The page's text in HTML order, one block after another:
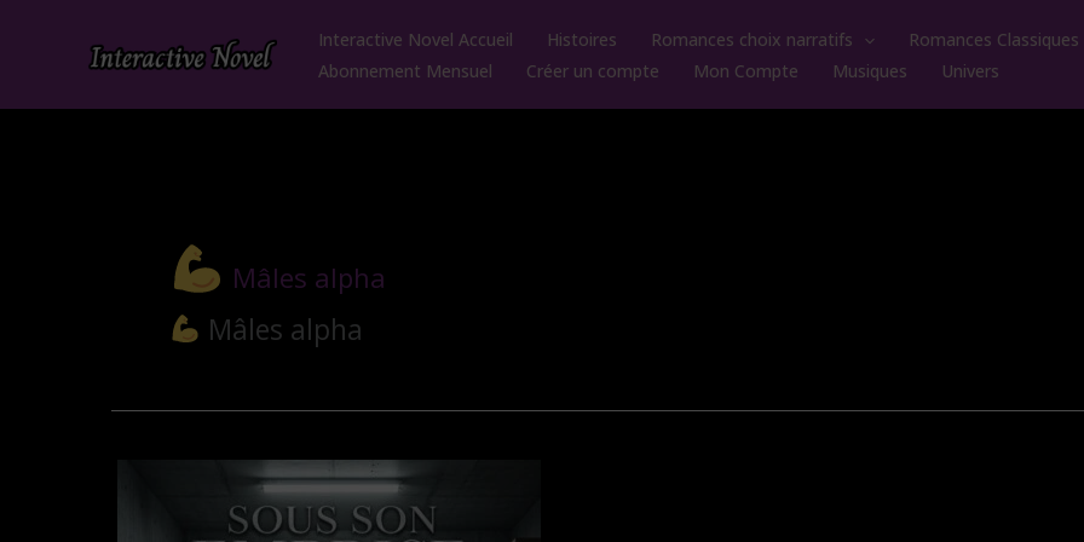
Interactive Novel Accueil Histoires Romances choix narratifs Romances Classiques
Abonnement Mensuel
Créer un compte Mon Compte Musiques Univers
Mâles alpha
Mâles alpha